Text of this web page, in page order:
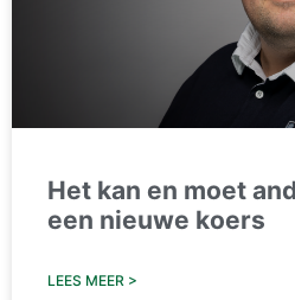
Het kan en moet
een nieuwe koers
LEES MEER >